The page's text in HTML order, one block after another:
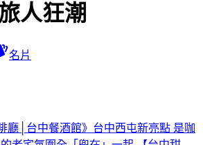
人狂潮
名片
廳│台中餐酒館》台中西屯新亮點 是咖